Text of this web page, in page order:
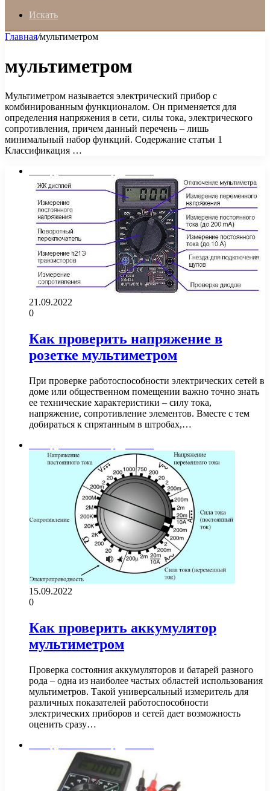
Искать
Главная/мультиметром
мультиметром
Мультиметром называется электрический прибор с
комбинированным функционалом. Он применяется для
определения напряжения в сети, силы тока, электрического
сопротивления, причем данный перечень – лишь
минимальный набор функций. Содержание статьи 1
Классификация …
21.09.2022
0
Как проверить напряжение в
розетке мультиметром
При проверке работоспособности электрических сетей в
доме или общественном помещении важно точно знать
ее технические характеристики – силу тока,
напряжение, сопротивление элементов. Вместе с тем
добираться к спрятанным в штробах,…
15.09.2022
0
Как проверить аккумулятор
мультиметром
Проверка состояния аккумуляторов и батарей разного
рода – одна из наиболее частых областей использования
мультиметров. Такой универсальный измеритель для
различных показателей работоспособности
электрических приборов и сетей дает возможность
оценить сразу…